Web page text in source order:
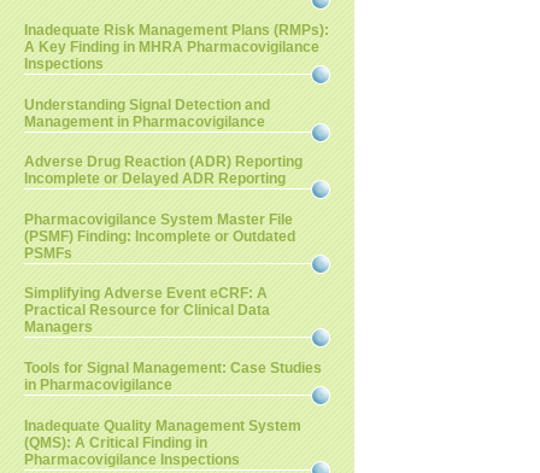
Inadequate Risk Management Plans (RMPs):
A Key Finding in MHRA Pharmacovigilance
Inspections
Understanding Signal Detection and
Management in Pharmacovigilance
Adverse Drug Reaction (ADR) Reporting
Incomplete or Delayed ADR Reporting
Pharmacovigilance System Master File
(PSMF) Finding: Incomplete or Outdated
PSMFs
Simplifying Adverse Event eCRF: A
Practical Resource for Clinical Data
Managers
Tools for Signal Management: Case Studies
in Pharmacovigilance
Inadequate Quality Management System
(QMS): A Critical Finding in
Pharmacovigilance Inspections